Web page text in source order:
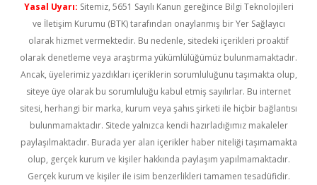
Yasal Uyarı: Sitemiz, 5651 Sayılı Kanun gereğince Bilgi Teknolojileri
ve İletişim Kurumu (BTK) tarafından onaylanmış bir Yer Sağlayıcı
olarak hizmet vermektedir. Bu nedenle, sitedeki içerikleri proaktif
olarak denetleme veya araştırma yükümlülüğümüz bulunmamaktadır.
Ancak, üyelerimiz yazdıkları içeriklerin sorumluluğunu taşımakta olup,
siteye üye olarak bu sorumluluğu kabul etmiş sayılırlar. Bu internet
sitesi, herhangi bir marka, kurum veya şahıs şirketi ile hiçbir bağlantısı
bulunmamaktadır. Sitede yalnızca kendi hazırladığımız makaleler
paylaşılmaktadır. Burada yer alan içerikler haber niteliği taşımamakta
olup, gerçek kurum ve kişiler hakkında paylaşım yapılmamaktadır.
Gerçek kurum ve kişiler ile isim benzerlikleri tamamen tesadüfidir.